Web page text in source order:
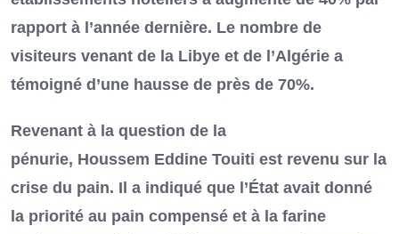
rapport à l’année dernière. Le nombre de
visiteurs venant de la Libye et de l’Algérie a
témoigné d’une hausse de près de 70%.
Revenant à la question de la
pénurie, Houssem Eddine Touiti est revenu sur la
crise du pain. Il a indiqué que l’État avait donné
la priorité au pain compensé et à la farine